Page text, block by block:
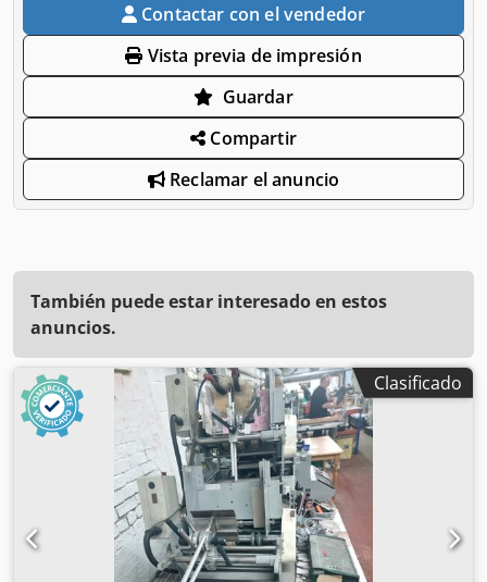
Contactar con el vendedor
Vista previa de impresión
Guardar
Compartir
Reclamar el anuncio
También puede estar interesado en estos
anuncios.
Clasificado